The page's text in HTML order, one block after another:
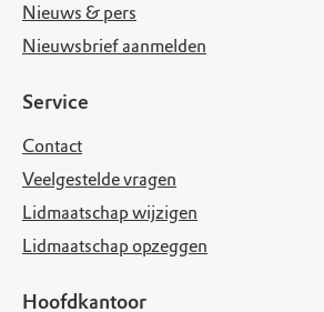
Nieuws & pers
Nieuwsbrief aanmelden
Service
Contact
Veelgestelde vragen
Lidmaatschap wijzigen
Lidmaatschap opzeggen
Hoofdkantoor